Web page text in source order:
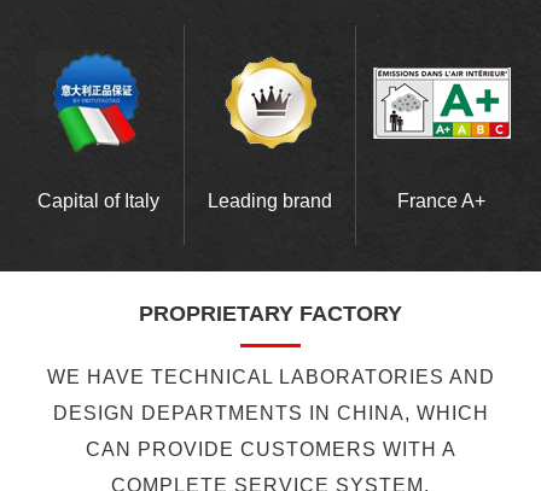
Capital of Italy Leading brand France A+
PROPRIETARY FACTORY
WE HAVE TECHNICAL LABORATORIES AND
DESIGN DEPARTMENTS IN CHINA, WHICH
CAN PROVIDE CUSTOMERS WITH A
COMPLETE SERVICE SYSTEM.